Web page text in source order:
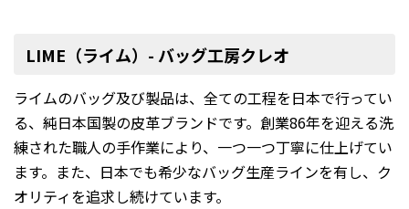
LIME（ライム）- バッグ工房クレオ
ライムのバッグ及び製品は、全ての工程を日本で行ってい
る、純日本国製の皮革ブランドです。創業86年を迎える洗
練された職人の手作業により、一つ一つ丁寧に仕上げてい
ます。また、日本でも希少なバッグ生産ラインを有し、ク
オリティを追求し続けています。